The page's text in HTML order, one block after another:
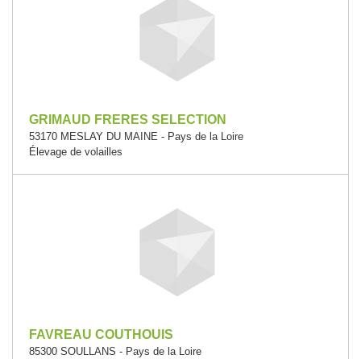
GRIMAUD FRERES SELECTION
53170 MESLAY DU MAINE - Pays de la Loire
Élevage de volailles
FAVREAU COUTHOUIS
85300 SOULLANS - Pays de la Loire